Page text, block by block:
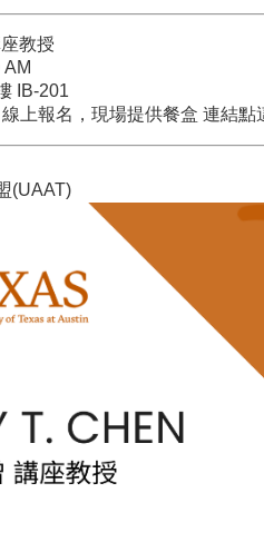
教授
IB-201
上報名，現場提供餐盒 連結點
(UAAT)